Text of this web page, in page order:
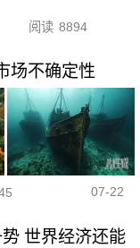
阅读 8894
场不确定性
07-22
世界经济还能